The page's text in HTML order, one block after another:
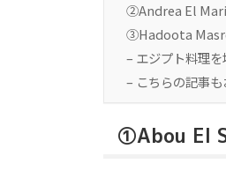
②Andrea El
③Hadoota
– エジプト料理を
– こちらの記事
①Abou El